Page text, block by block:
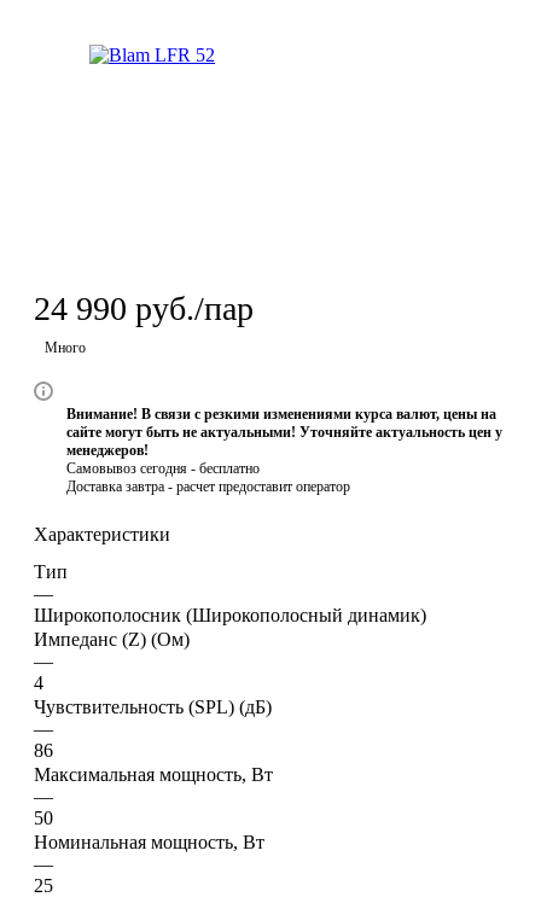
24 990 руб./пар
Много
Внимание! В связи с резкими изменениями курса валют, цены на
сайте могут быть не актуальными! Уточняйте актуальность цен у
менеджеров!
Самовывоз сегодня - бесплатно
Доставка завтра - расчет предоставит оператор
Характеристики
Тип
—
Широкополосник (Широкополосный динамик)
Импеданс (Z) (Ом)
—
4
Чувствительность (SPL) (дБ)
—
86
Максимальная мощность, Вт
—
50
Номинальная мощность, Вт
—
25